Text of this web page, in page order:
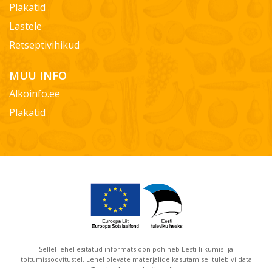
Plakatid
Lastele
Retseptivihikud
MUU INFO
Alkoinfo.ee
Plakatid
Sellel lehel esitatud informatsioon põhineb Eesti liikumis- ja
toitumissoovitustel. Lehel olevate materjalide kasutamisel tuleb viidata